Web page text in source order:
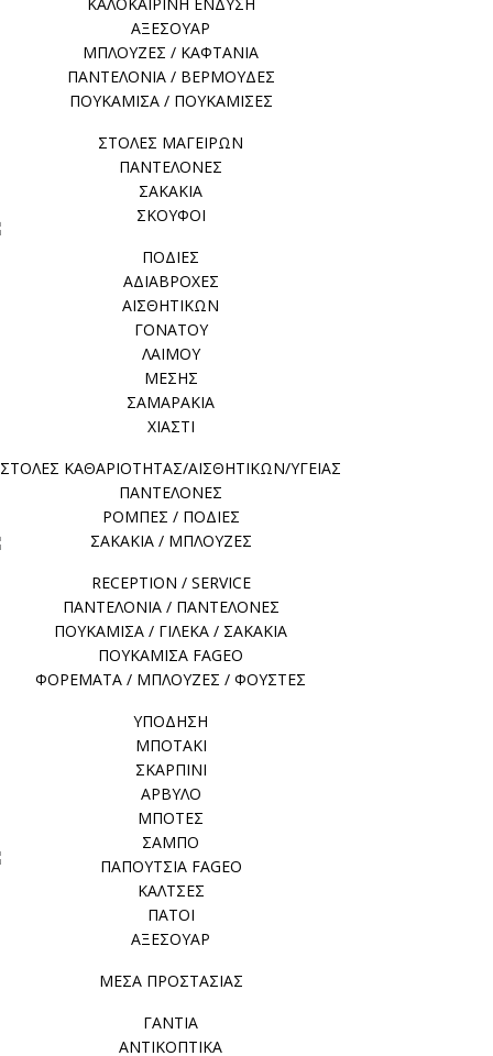
ΑΞΕΣΟΥΑΡ
ΜΠΛΟΥΖΕΣ / ΚΑΦΤΑΝΙΑ
ΠΑΝΤΕΛΟΝΙΑ / ΒΕΡΜΟΥΔΕΣ
ΠΟΥΚΑΜΙΣΑ / ΠΟΥΚΑΜΙΣΕΣ
ΣΤΟΛΕΣ ΜΑΓΕΙΡΩΝ
ΠΑΝΤΕΛΟΝΕΣ
ΣΑΚΑΚΙΑ
ΣΚΟΥΦΟΙ
ΠΟΔΙΕΣ
ΑΔΙΑΒΡΟΧΕΣ
ΑΙΣΘΗΤΙΚΩΝ
ΓΟΝΑΤΟΥ
ΛΑΙΜΟΥ
ΜΕΣΗΣ
ΣΑΜΑΡΑΚΙΑ
ΧΙΑΣΤΙ
ΣΤΟΛΕΣ ΚΑΘΑΡΙΟΤΗΤΑΣ/ΑΙΣΘΗΤΙΚΩΝ/ΥΓΕΙΑΣ
ΠΑΝΤΕΛΟΝΕΣ
ΡΟΜΠΕΣ / ΠΟΔΙΕΣ
ΣΑΚΑΚΙΑ / ΜΠΛΟΥΖΕΣ
RECEPTION / SERVICE
ΠΑΝΤΕΛΟΝΙΑ / ΠΑΝΤΕΛΟΝΕΣ
ΠΟΥΚΑΜΙΣΑ / ΓΙΛΕΚΑ / ΣΑΚΑΚΙΑ
ΠΟΥΚΑΜΙΣΑ FAGEO
ΦΟΡΕΜΑΤΑ / ΜΠΛΟΥΖΕΣ / ΦΟΥΣΤΕΣ
ΥΠΟΔΗΣΗ
ΜΠΟΤΑΚΙ
ΣΚΑΡΠΙΝΙ
ΑΡΒΥΛΟ
ΜΠΟΤΕΣ
ΣΑΜΠΟ
ΠΑΠΟΥΤΣΙΑ FAGEO
ΚΑΛΤΣΕΣ
ΠΑΤΟΙ
ΑΞΕΣΟΥΑΡ
ΜΕΣΑ ΠΡΟΣΤΑΣΙΑΣ
ΓΑΝΤΙΑ
ΑΝΤΙΚΟΠΤΙΚΑ